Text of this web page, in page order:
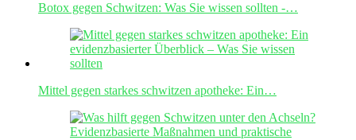
Botox gegen Schwitzen: Was Sie wissen sollten -…
Mittel gegen starkes schwitzen apotheke: Ein…